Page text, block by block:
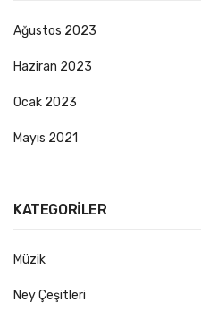
Ağustos 2023
Haziran 2023
Ocak 2023
Mayıs 2021
KATEGORILER
Müzik
Ney Çeşitleri